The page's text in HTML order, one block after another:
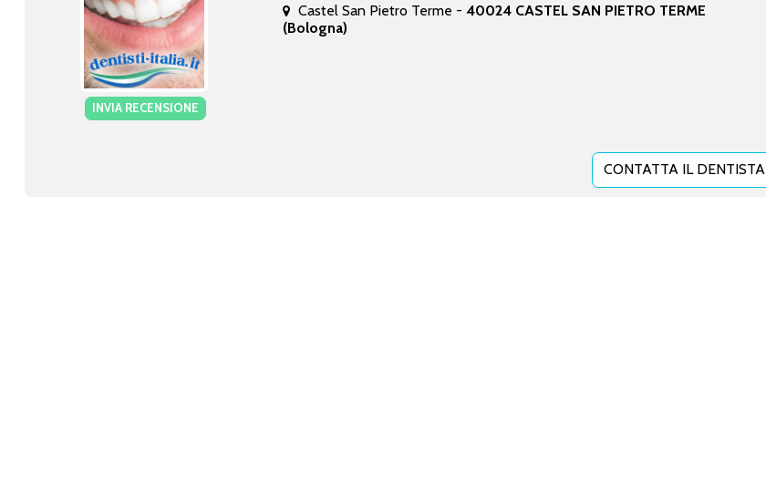
INVIA RECENSIONE
Castel San Pietro Terme -40024 CASTEL SAN PIETRO TERME
(Bologna)
CONTATTA IL DENTISTA